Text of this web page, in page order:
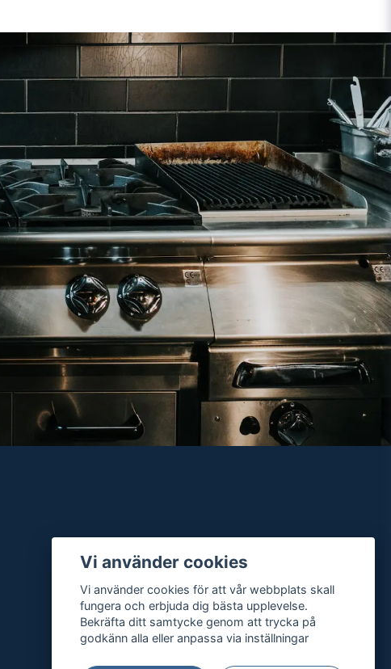
Vi använder cookies
Vi använder cookies för att vår webbplats skall
fungera och erbjuda dig bästa upplevelse.
Bekräfta ditt samtycke genom att trycka på
godkänn alla eller anpassa via inställningar